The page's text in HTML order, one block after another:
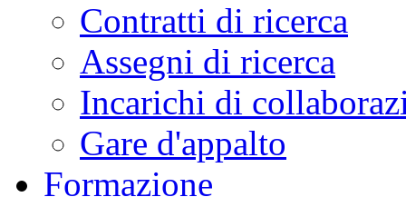
Contratti di ricerca
Assegni di ricerca
Incarichi di
Gare d'appalto
Formazione